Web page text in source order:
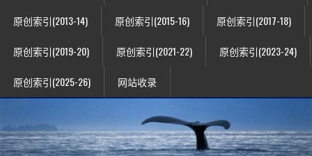
原创索引(2013-14) 原创索引(2015-16) 原创索引(2017-18)
原创索引(2019-20) 原创索引(2021-22) 原创索引(2023-24)
原创索引(2025-26) 网站收录